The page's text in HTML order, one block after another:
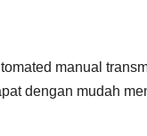
manual
dengan mudah